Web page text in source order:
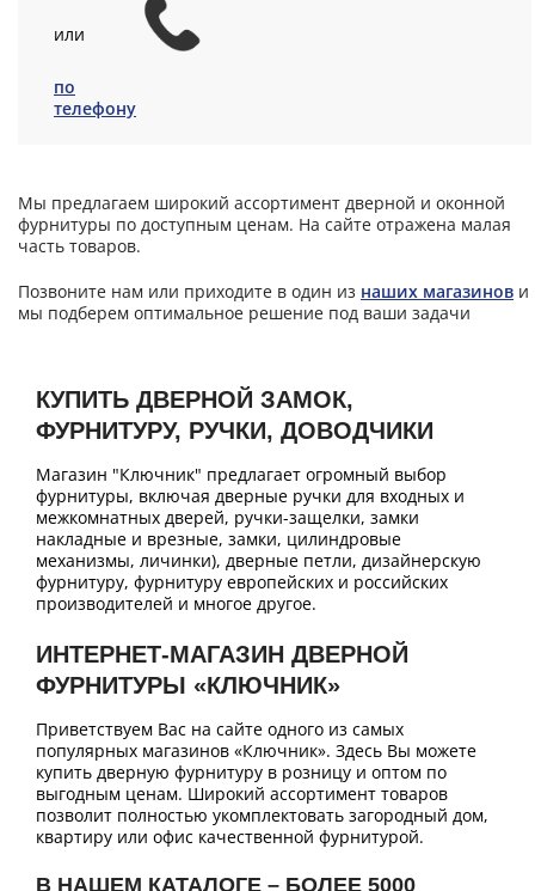
или
по
телефону
Мы предлагаем широкий ассортимент дверной и оконной
фурнитуры по доступным ценам. На сайте отражена малая
часть товаров.
Позвоните нам или приходите в один из наших магазинов и
мы подберем оптимальное решение под ваши задачи
КУПИТЬ ДВЕРНОЙ ЗАМОК,
ФУРНИТУРУ, РУЧКИ, ДОВОДЧИКИ
Магазин "Ключник" предлагает огромный выбор
фурнитуры, включая дверные ручки для входных и
межкомнатных дверей, ручки-защелки, замки
накладные и врезные, замки, цилиндровые
механизмы, личинки), дверные петли, дизайнерскую
фурнитуру, фурнитуру европейских и российских
производителей и многое другое.
ИНТЕРНЕТ-МАГАЗИН ДВЕРНОЙ
ФУРНИТУРЫ «КЛЮЧНИК»
Приветствуем Вас на сайте одного из самых
популярных магазинов «Ключник». Здесь Вы можете
купить дверную фурнитуру в розницу и оптом по
выгодным ценам. Широкий ассортимент товаров
позволит полностью укомплектовать загородный дом,
квартиру или офис качественной фурнитурой.
В НАШЕМ КАТАЛОГЕ – БОЛЕЕ 5000